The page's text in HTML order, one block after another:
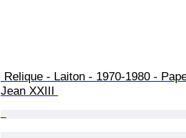
Jean XXIII